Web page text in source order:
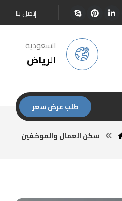
إتصل بنا
السعودية
الرياض
طلب عرض سعر
سكن العمال والموظفين